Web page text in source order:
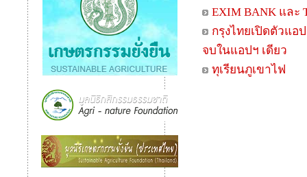
EXIM BANK และ
กรุงไทยเปิดตัวแอ
จบในแอปฯ เดียว
ทุเรียนภูเขาไฟ